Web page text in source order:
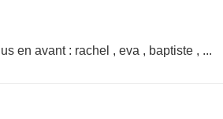
en avant : rachel , eva , baptiste , ...